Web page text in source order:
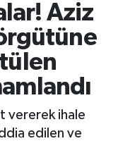
Aziz
vererek ihale
edilen ve